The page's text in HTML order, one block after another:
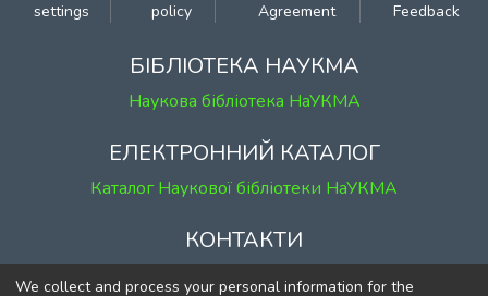
settings
policy
Agreement
Feedback
БІБЛІОТЕКА НАУКМА
Наукова бібліотека НаУКМА
ЕЛЕКТРОННИЙ КАТАЛОГ
Каталог Наукової бібліотеки НаУКМА
КОНТАКТИ
м. Київ, вул. Григорія Сковороди, 2
We collect and process your personal information for the